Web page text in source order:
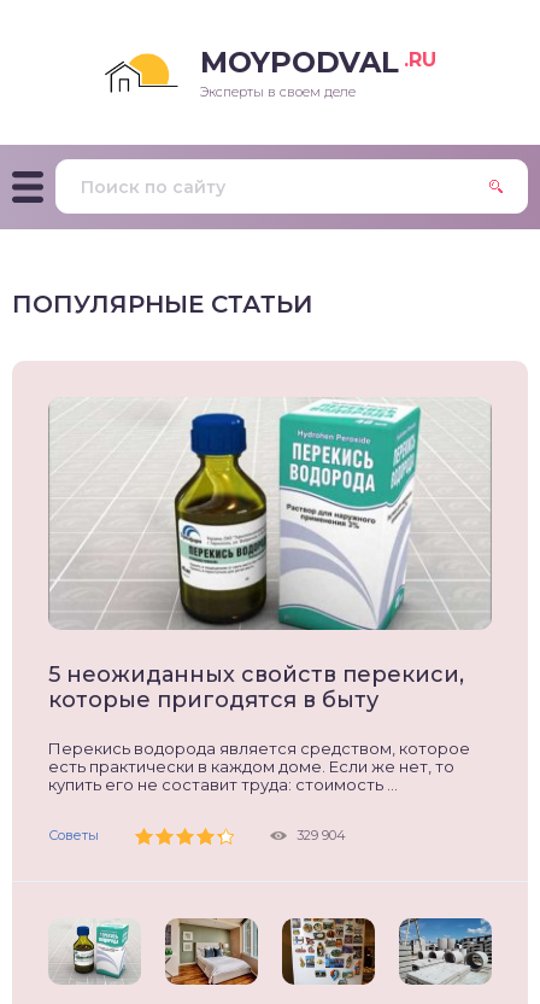
MOYPODVAL .RU
Эксперты в своем деле
ПОПУЛЯРНЫЕ СТАТЬИ
5 неожиданных свойств перекиси,
которые пригодятся в быту
Перекись водорода является средством, которое
есть практически в каждом доме. Если же нет, то
купить его не составит труда: стоимость ...
Советы 329 904